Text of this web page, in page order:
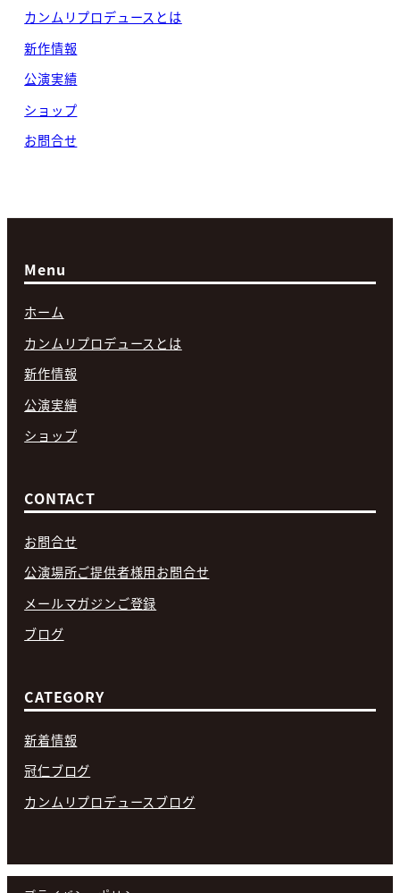
カンムリプロデュースとは
新作情報
公演実績
ショップ
お問合せ
Menu
ホーム
カンムリプロデュースとは
新作情報
公演実績
ショップ
CONTACT
お問合せ
公演場所ご提供者様用お問合せ
メールマガジンご登録
ブログ
CATEGORY
新着情報
冠仁ブログ
カンムリプロデュースブログ